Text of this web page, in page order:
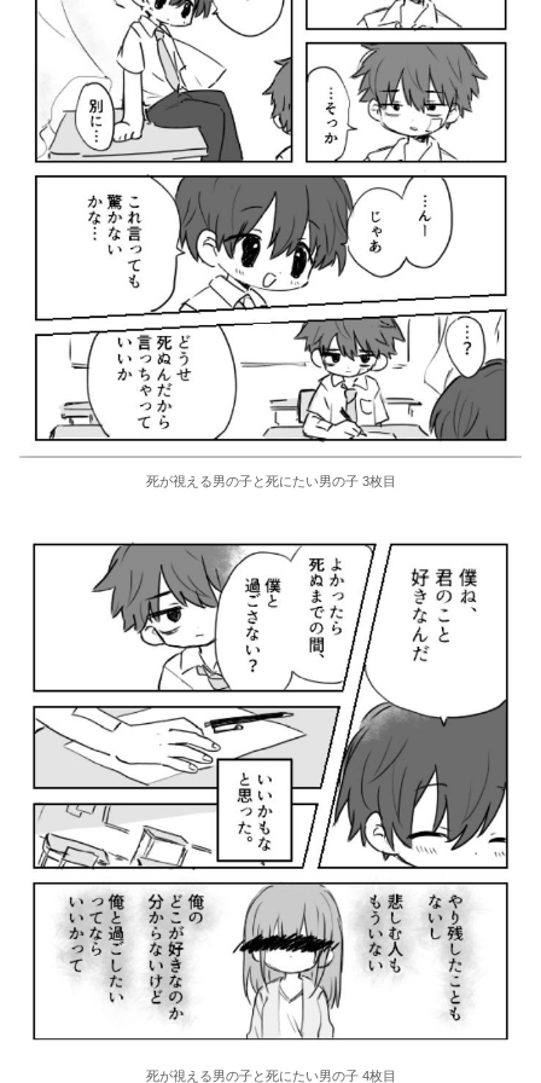
死が視える男の子と死にたい男の子 3枚目
死が視える男の子と死にたい男の子 4枚目